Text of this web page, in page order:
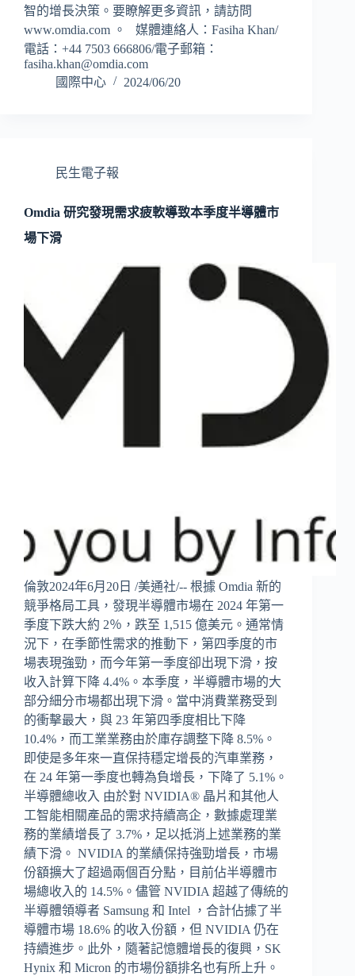
智的增長決策。要瞭解更多資訊，請訪問
www.omdia.com 。 媒體連絡人：Fasiha Khan/
電話：+44 7503 666806/電子郵箱：
fasiha.khan@omdia.com
國際中心
2024/06/20
民生電子報
Omdia 研究發現需求疲軟導致本季度半導體市
場下滑
倫敦2024年6月20日 /美通社/-- 根據 Omdia 新的
競爭格局工具，發現半導體市場在 2024 年第一
季度下跌大約 2％，跌至 1,515 億美元。通常情
況下，在季節性需求的推動下，第四季度的市
場表現強勁，而今年第一季度卻出現下滑，按
收入計算下降 4.4%。本季度，半導體市場的大
部分細分市場都出現下滑。當中消費業務受到
的衝擊最大，與 23 年第四季度相比下降
10.4%，而工業業務由於庫存調整下降 8.5%。
即使是多年來一直保持穩定增長的汽車業務，
在 24 年第一季度也轉為負增長，下降了 5.1%。
半導體總收入 由於對 NVIDIA® 晶片和其他人
工智能相關產品的需求持續高企，數據處理業
務的業績增長了 3.7%，足以抵消上述業務的業
績下滑。 NVIDIA 的業績保持強勁增長，市場
份額擴大了超過兩個百分點，目前佔半導體市
場總收入的 14.5%。儘管 NVIDIA 超越了傳統的
半導體領導者 Samsung 和 Intel ，合計佔據了半
導體市場 18.6% 的收入份額，但 NVIDIA 仍在
持續進步。此外，隨著記憶體增長的復興，SK
Hynix 和 Micron 的市場份額排名也有所上升。